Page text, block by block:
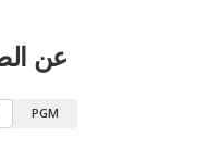
عن
PGM